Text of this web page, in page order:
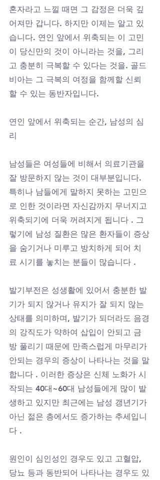
혼자라고 느낄 때면 그 감정은 더욱 깊
어져만 갑니다. 하지만 이제는 알고 있
습니다. 연인 앞에서 위축되는 이 고민
이 당신만의 것이 아니라는 것을, 그리
고 충분히 극복할 수 있다는 것을. 골드
비아는 그 극복의 여정을 함께할 신뢰
할 수 있는 동반자입니다.
연인 앞에서 위축되는 순간, 남성의 심
리
남성들은 여성들에 비해서 의료기관을
잘 방문하지 않는 것이 대부분입니다.
특히나 남들에게 말하지 못하는 고민으
로 인한 것이라면 자신감까지 무너지고
위축되기에 더욱 꺼려지게 됩니다 . 그
렇기에 남성 질환은 많은 환자들이 증상
을 숨기거나 미루고 방치하게 되어 치
료 시기를 놓치는 분들이 많습니다 .
발기부전은 성생활에 있어서 충분한 발
기가 되지 않거나 유지가 잘 되지 않는
상태를 의미하며, 발기가 되더라도 음경
의 강직도가 약하여 삽입이 안되고 금
방 풀리기 때문에 만족스럽게 마무리가
안되는 경우의 증상이 나타나는 것을 말
합니다 . 이러한 증상은 신체 노화가 시
작되는 40대~60대 남성들에게 많이 발
생하고 있지만 최근에는 남성 갱년기가
아닌 젊은 층에서도 증가하는 추세입니
다 .
원인이 심인성인 경우도 있고 고혈압,
당뇨 등과 동반되어 나타나는 경우도 있